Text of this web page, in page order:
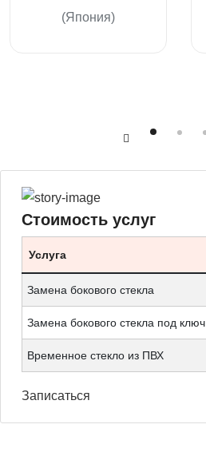
(Япония)
Стоимость услуг
Услуга
Замена бокового стекла
Замена бокового стекла под ключ
Временное стекло из ПВХ
Записаться